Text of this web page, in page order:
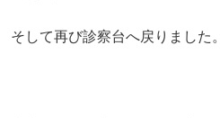
そして再び診察台へ戻りました。